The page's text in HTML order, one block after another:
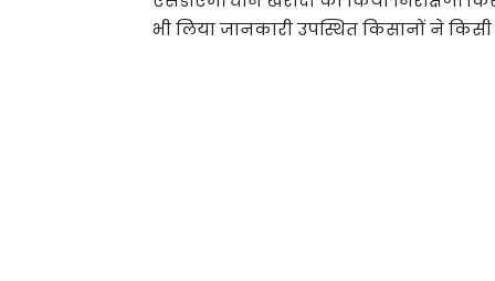
भी लिया जानकारी उपस्थित किसानों ने